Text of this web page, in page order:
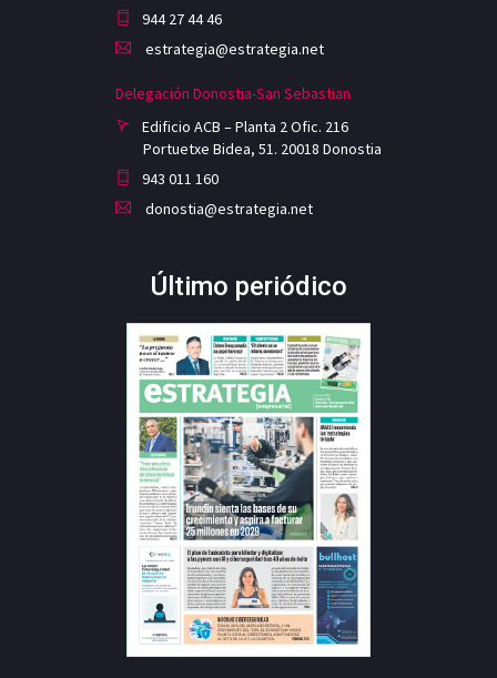
944 27 44 46
estrategia@estrategia.net
Delegación Donostia-San Sebastian
Edificio ACB – Planta 2 Ofic. 216
Portuetxe Bidea, 51. 20018 Donostia
943 011 160
donostia@estrategia.net
Último periódico